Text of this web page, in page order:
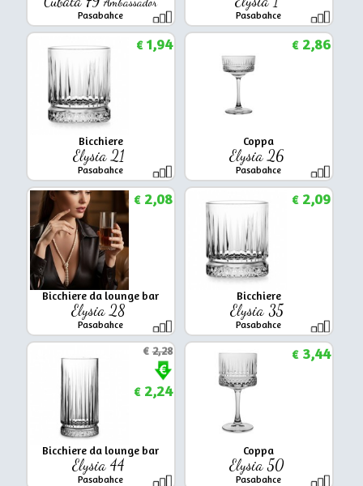
Pasabahce Pasabahce
Bicchiere
Elysia 21
Pasabahce
€1,94
Coppa
Elysia 26
Pasabahce
€2,86
Bicchiere da lounge bar
Elysia 28
Pasabahce
€2,08
Bicchiere
Elysia 35
Pasabahce
€2,09
Bicchiere da lounge bar
Elysia 44
Pasabahce
€2,28
€2,24
Coppa
Elysia 50
Pasabahce
€3,44